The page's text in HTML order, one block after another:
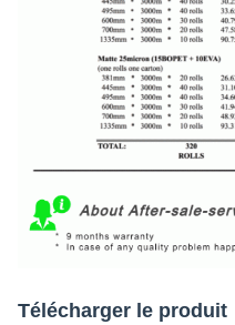
Télécharger le produit